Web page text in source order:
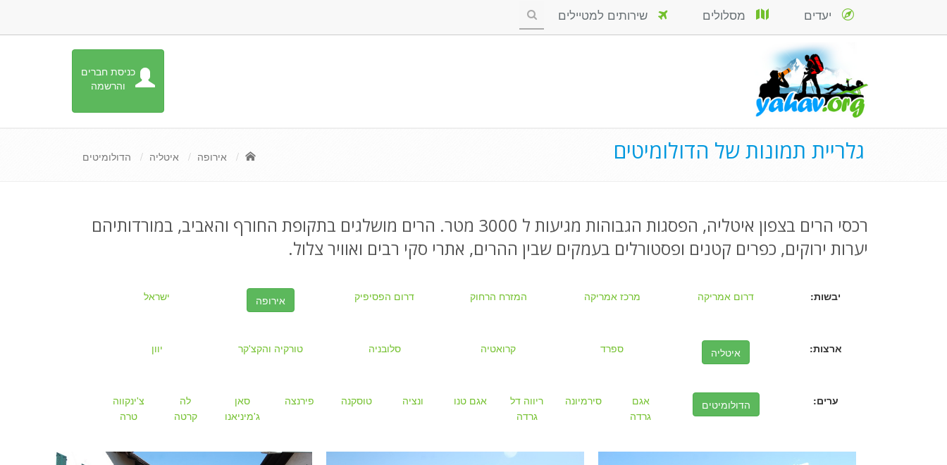
כניסת חברים
והרשמה
יעדים מסלולים שירותים למטיילים
גלריית תמונות של הדולומיטים אירופה איטליה הדולומיטים
רכסי הרים בצפון איטליה, הפסגות הגבוהות מגיעות ל 3000 מטר. הרים מושלגים בתקופת החורף והאביב, במורדותיהם
יערות ירוקים, כפרים קטנים ופסטורלים בעמקים שבין ההרים, אתרי סקי רבים ואוויר צלול.
יבשות: דרום אמריקה מרכז אמריקה המזרח הרחוק דרום הפסיפיק אירופה ישראל
ארצות: איטליה ספרד קרואטיה סלובניה טורקיה והקצ'קר יוון
ערים: הדולומיטים
אגם
גרדה
סירמיונה
ריווה דל
גרדה
אגם טנו ונציה טוסקנה פירנצה
סאן
ג'מיניאנו
לה
קרטה
צ'ינקווה
טרה